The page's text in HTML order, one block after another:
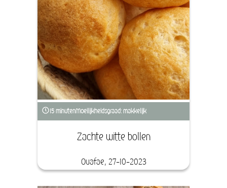
15 minutenMoeilijkheidsgraad: makkelijk
Zachte witte bollen
Ouafae, 27-10-2023